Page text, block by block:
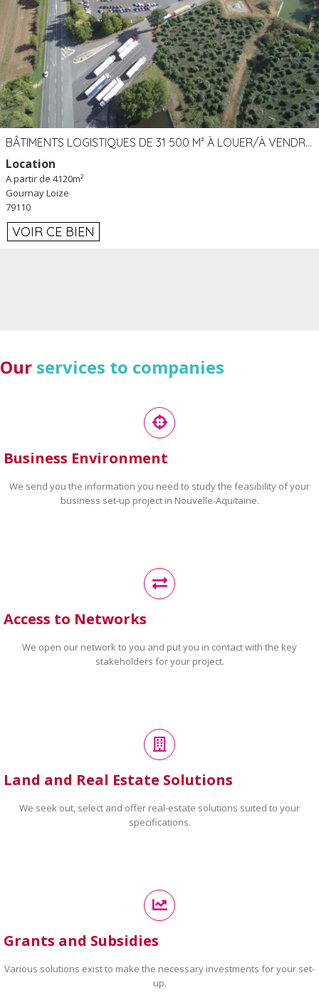
BÂTIMENTS LOGISTIQUES DE 31 500 M² À LOUER/À VENDRE SUR UN SITE DE 17 HA (79)
Location
A partir de 4120m²
Gournay Loize
79110
VOIR CE BIEN
Our services to companies
Business Environment
We send you the information you need to study the feasibility of your
business set-up project in Nouvelle-Aquitaine.
Access to Networks
We open our network to you and put you in contact with the key
stakeholders for your project.
Land and Real Estate Solutions
We seek out, select and offer real-estate solutions suited to your
specifications.
Grants and Subsidies
Various solutions exist to make the necessary investments for your set-
up.